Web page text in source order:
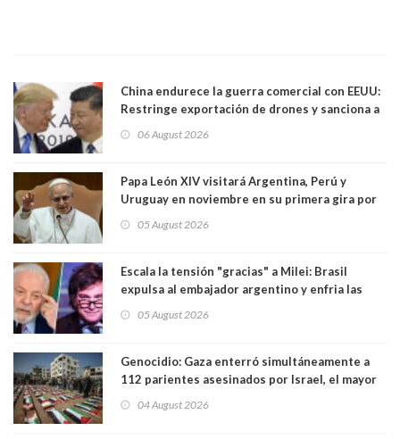
China endurece la guerra comercial con EEUU:
Restringe exportación de drones y sanciona a
06 August 2026
Papa León XIV visitará Argentina, Perú y
Uruguay en noviembre en su primera gira por
05 August 2026
Escala la tensión "gracias" a Milei: Brasil
expulsa al embajador argentino y enfria las
trasandino
05 August 2026
Genocidio: Gaza enterró simultáneamente a
112 parientes asesinados por Israel, el mayor
muertos figuran 44 niños y nueve ancianos
04 August 2026